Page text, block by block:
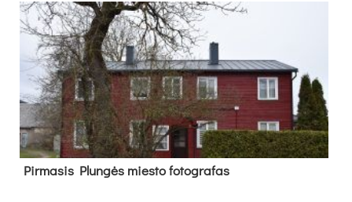
Pir­ma­sis Plun­gės mies­to fo­tog­ra­fas